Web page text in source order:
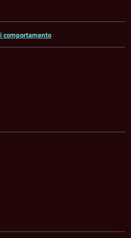
comportamento